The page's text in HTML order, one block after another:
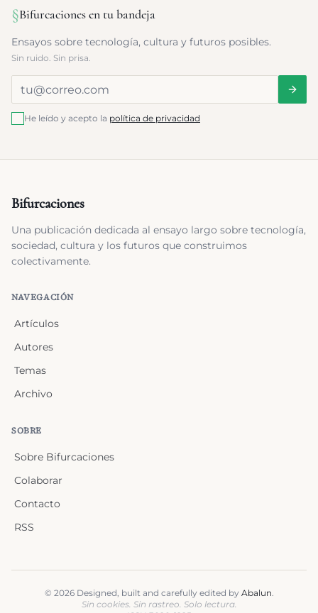
§Bifurcaciones en tu bandeja
Ensayos sobre tecnología, cultura y futuros posibles.
Sin ruido. Sin prisa.
He leído y acepto la política de privacidad
Bifurcaciones
Una publicación dedicada al ensayo largo sobre tecnología,
sociedad, cultura y los futuros que construimos
colectivamente.
NAVEGACIÓN
Artículos
Autores
Temas
Archivo
SOBRE
Sobre Bifurcaciones
Colaborar
Contacto
RSS
© 2026Designed, built and carefully edited by Abalun.
Sin cookies. Sin rastreo. Solo lectura.